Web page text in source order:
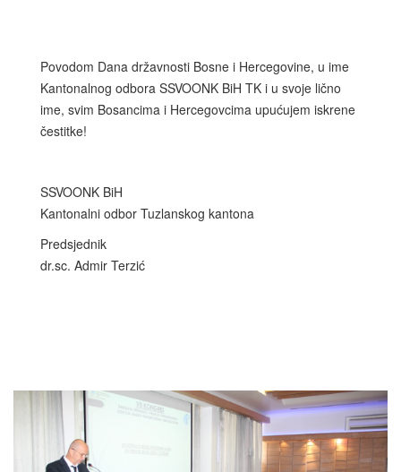
Povodom Dana državnosti Bosne i Hercegovine, u ime
Kantonalnog odbora SSVOONK BiH TK i u svoje lično
ime, svim Bosancima i Hercegovcima upućujem iskrene
čestitke!
SSVOONK BiH
Kantonalni odbor Tuzlanskog kantona
Predsjednik
dr.sc. Admir Terzić